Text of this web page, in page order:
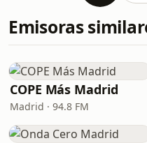
Emisoras
COPE Más Madrid
Madrid · 94.8 FM